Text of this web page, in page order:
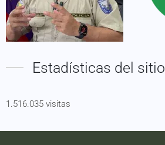
Estadísticas del sitio
1.516.035 visitas